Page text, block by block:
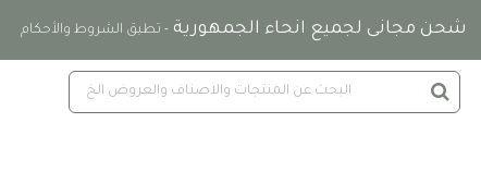
شحن مجانى لجميع انحاء الجمهورية - تطبق الشروط والأحكام